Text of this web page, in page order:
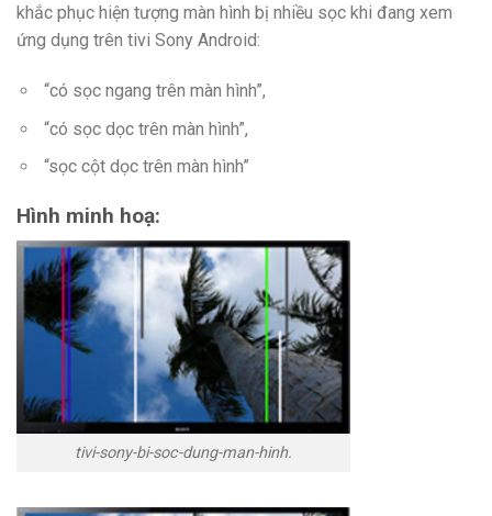
khắc phục hiện tượng màn hình bị nhiều sọc khi đang xem
ứng dụng trên tivi Sony Android:
“có sọc ngang trên màn hình”,
“có sọc dọc trên màn hình”,
“sọc cột dọc trên màn hình”
Hình minh hoạ:
tivi-sony-bi-soc-dung-man-hinh.